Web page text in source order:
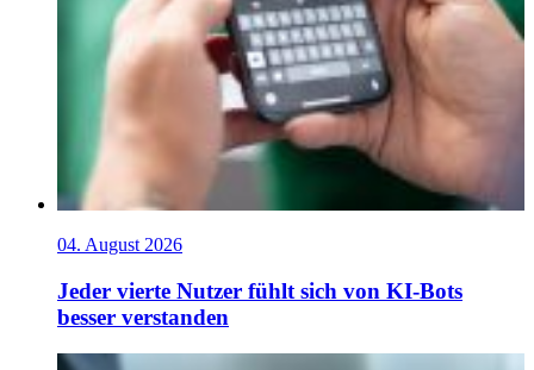
04. August 2026
Jeder vierte Nutzer fühlt sich von KI-Bots
besser verstanden